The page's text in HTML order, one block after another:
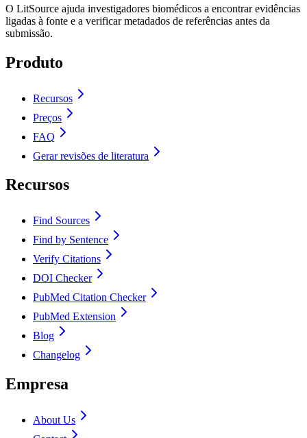
O LitSource ajuda investigadores biomédicos a encontrar evidências
ligadas à fonte e a verificar metadados de referências antes da
submissão.
Produto
Recursos
Preços
FAQ
Gerar revisões de literatura
Recursos
Find Sources
Find by Sentence
Verify Citations
DOI Checker
PubMed Citation Checker
PubMed Extension
Blog
Changelog
Empresa
About Us